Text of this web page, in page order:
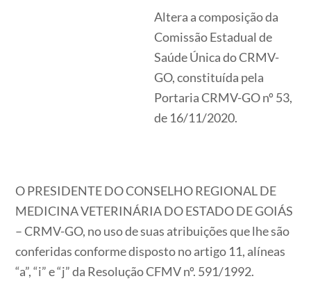
Altera a composição da
Comissão Estadual de
Saúde Única do CRMV-
GO, constituída pela
Portaria CRMV-GO nº 53,
de 16/11/2020.
O PRESIDENTE DO CONSELHO REGIONAL DE
MEDICINA VETERINÁRIA DO ESTADO DE GOIÁS
– CRMV-GO, no uso de suas atribuições que lhe são
conferidas conforme disposto no artigo 11, alíneas
“a”, “i” e “j” da Resolução CFMV nº. 591/1992.